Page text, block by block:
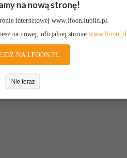
na nową stronę!
internetowej www.lfoon.lublin.pl.
na nowej, oficjalnej stronie www.lfoon.pl
NA LFOON.PL
Nie teraz